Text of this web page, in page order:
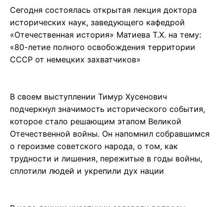
Сегодня состоялась открытая лекция доктора
исторических наук, заведующего кафедрой
«Отечественная история» Матиева Т.Х. на тему:
«80-летие полного освобождения территории
СССР от немецких захватчиков»
В своем выступлении Тимур Хусенович
подчеркнул значимость исторического события,
которое стало решающим этапом Великой
Отечественной войны. Он напомнил собравшимся
о героизме советского народа, о том, как
трудности и лишения, пережитые в годы войны,
сплотили людей и укрепили дух нации